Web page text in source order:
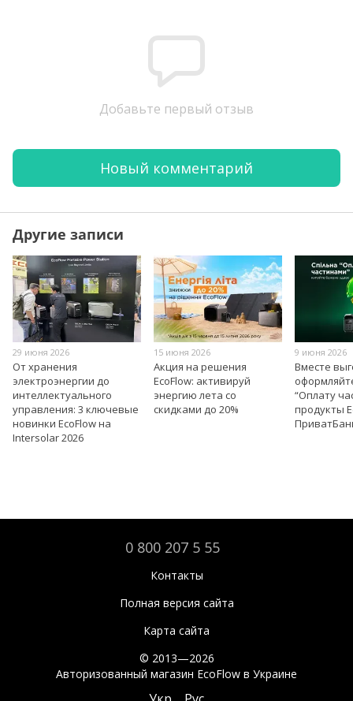
Добавьте первый отзыв
Новый комментарий
Другие записи
29 июня 2026
От хранения
электроэнергии до
интеллектуального
управления: 3 ключевые
новинки EcoFlow на
Intersolar 2026
15 июня 2026
Акция на решения
EcoFlow: активируй
энергию лета со
скидками до 20%
9 июня 2026
Вместе
“Оплату
продукты
0 800 207 5 55
Контакты
Полная версия сайта
Карта сайта
© 2013—2026
Авторизованный магазин EcoFlow в Украине